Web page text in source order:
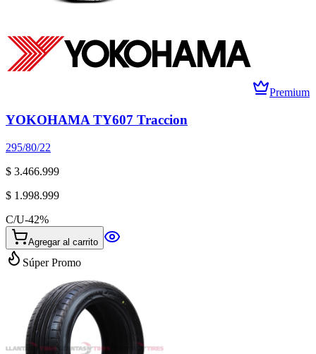
Premium
YOKOHAMA TY607 Traccion
295/80/22
$ 3.466.999
$ 1.998.999
C/U-42%
Agregar al carrito
Súper Promo